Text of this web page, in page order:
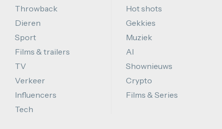
Throwback
Dieren
Sport
Films & trailers
TV
Verkeer
Influencers
Tech
Hot shots
Gekkies
Muziek
AI
Shownieuws
Crypto
Films & Series